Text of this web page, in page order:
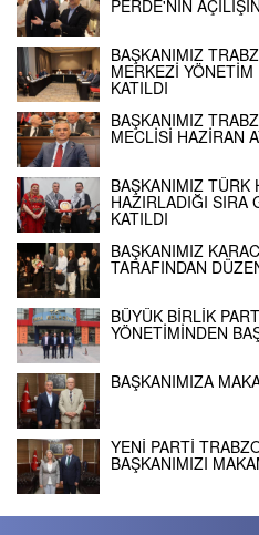
PERDE'NİN
BAŞKANIMIZ
MERKEZİ
KATILDI
BAŞKANIMIZ
MECLİSİ HAZİRAN
BAŞKANIMIZ TÜRK
HAZIRLADIĞI SIRA
KATILDI
BAŞKANIMIZ
TARAFINDAN
BÜYÜK BİRLİK
YÖNETİMİNDEN
BAŞKANIMIZA
YENİ PARTİ
BAŞKANIMIZI